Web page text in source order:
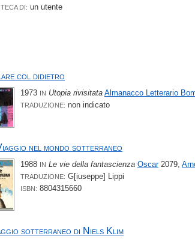
DI: un utente
col didietro
1973 IN Utopia rivisitata Almanacco Letterario
TRADUZIONE: non indicato
nel mondo sotterraneo
1988 IN Le vie della fantascienza Oscar2079,
TRADUZIONE: G[iuseppe] Lippi
ISBN: 8804315660
sotterraneo di Niels Klim